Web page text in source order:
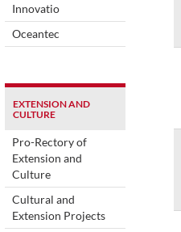
Innovatio
Oceantec
EXTENSION AND
CULTURE
Pro-Rectory of
Extension and
Culture
Cultural and
Extension Projects